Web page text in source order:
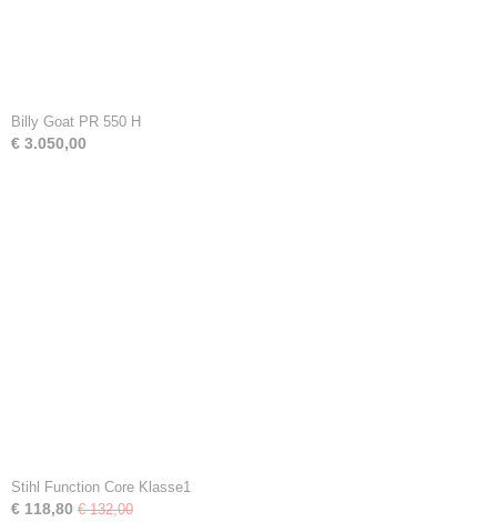
Billy Goat PR 550 H
€ 3.050,00
Stihl Function Core Klasse1
€ 118,80 € 132,00